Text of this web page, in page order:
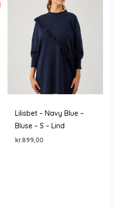
Lilisbet – Navy Blue –
Bluse – S – Lind
kr.899,00